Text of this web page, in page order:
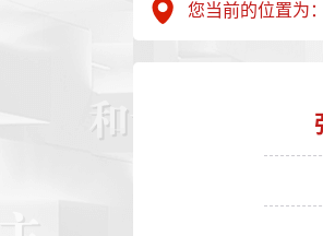
您当前的位置为：